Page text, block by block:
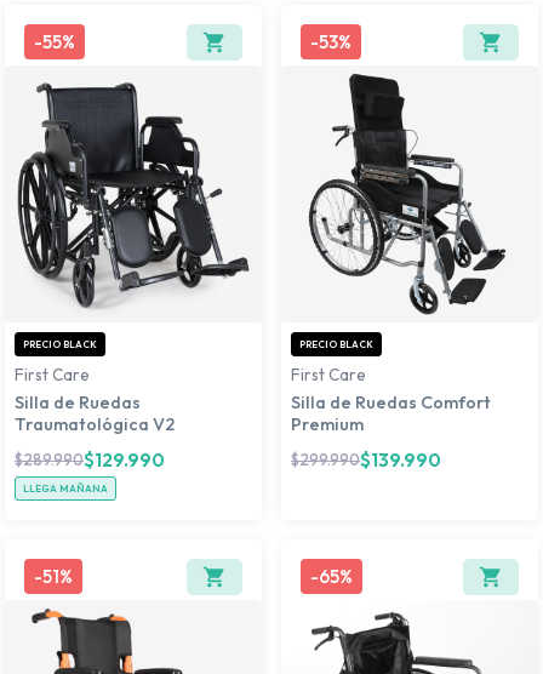
-55%
PRECIO BLACK
First Care
Silla de Ruedas
Traumatológica V2
$289.990$129.990
LLEGA MAÑANA
-53%
PRECIO BLACK
First Care
Silla de Ruedas Comfort
Premium
$299.990$139.990
-51% -65%